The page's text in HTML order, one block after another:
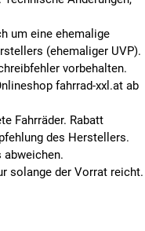
langweilige Fahrräder
du mit einem
– dabei ist es egal,
Menschen
beim Fahren, als auch
Ein Retrorad zu
des Alters oder des
persönlichen
um eine ehemalige
(ehemaliger UVP).
vorbehalten.
fahrrad-xxl.at ab
Fahrräder. Rabatt
des Herstellers.
abweichen.
solange der Vorrat reicht.